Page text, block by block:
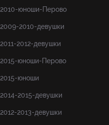
2010-юноши-Перово
2009-2010-девушки
2011-2012-девушки
2015-юноши-Перово
2015-юноши
2014-2015-девушки
2012-2013-девушки